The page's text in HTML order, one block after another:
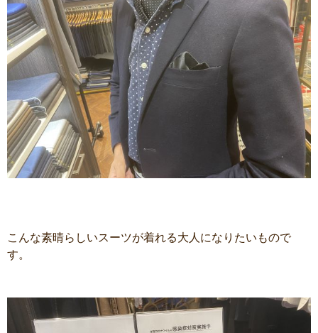
こんな素晴らしいスーツが着れる大人になりたいもので
す。